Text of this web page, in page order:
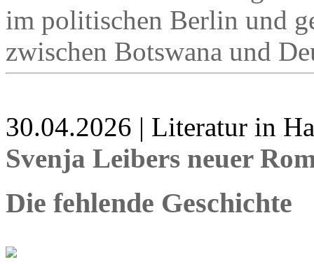
im politischen Berlin und
zwischen Botswana und
30.04.2026 | Literatur in
Svenja Leibers neuer
Die fehlende Geschichte